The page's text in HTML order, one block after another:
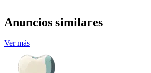
Anuncios similares
Ver más